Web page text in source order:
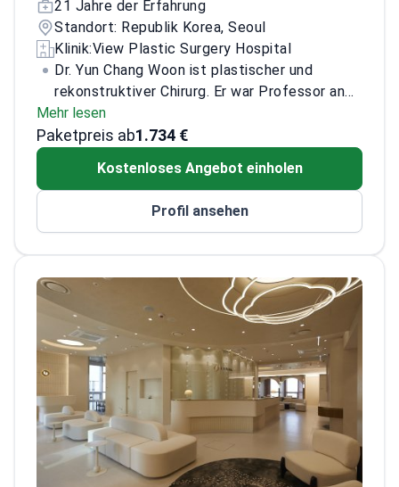
21 Jahre der Erfahrung
Standort: Republik Korea, Seoul
Klinik:View Plastic Surgery Hospital
Dr. Yun Chang Woon ist plastischer und
rekonstruktiver Chirurg. Er war Professor an
der Soon Chun Hyang University und
Abteilungsleiter am Armed Forces Capital
Medical Association; Korean Society of
(Lebensmitglied); Korean Society for
Surgery; Korean Association for Cranio-
Maxillofacial Surgery; Korean Society for
Microsurgery; IPRAS. Er ist
wissenschaftlicher Leiter der Minimal
Invasive Plastic Surgery Society.
Publikationen: Koautor von Neomajou: The 18
Korean Masters in Plastic Surgery. Erstautor
von “The Understanding and Stability of
Insertion Layers in Thread Lift” (Journal of
Surgery, 2023; 8:1903). Zudem
Mehr lesen
Paketpreis ab1.734 €
Kostenloses Angebot einholen
Profil ansehen